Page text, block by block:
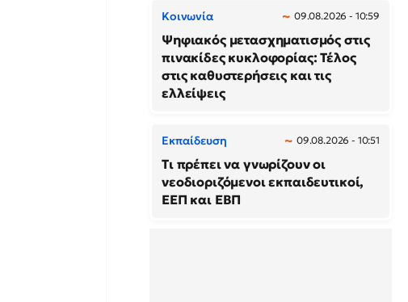
Κοινωνία 09.08.2026 - 10:59
Ψηφιακός μετασχηματισμός στις
πινακίδες κυκλοφορίας: Τέλος
στις καθυστερήσεις και τις
ελλείψεις
Εκπαίδευση 09.08.2026 - 10:51
Τι πρέπει να γνωρίζουν οι
νεοδιοριζόμενοι εκπαιδευτικοί,
ΕΕΠ και ΕΒΠ